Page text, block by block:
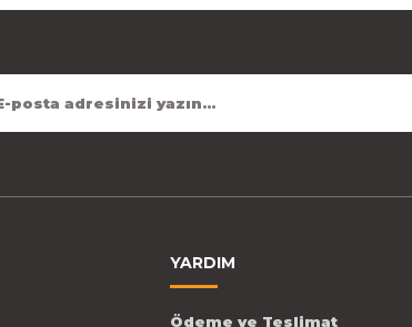
YARDIM
Ödeme ve Teslimat